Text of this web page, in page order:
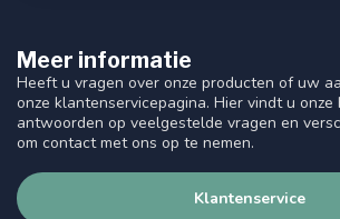
Meer informatie
Heeft u vragen over onze producten of uw
onze klantenservicepagina. Hier vindt u onze
antwoorden op veelgestelde vragen en
om contact met ons op te nemen.
Klantenservice